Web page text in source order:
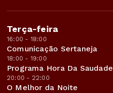
Terça-feira
16:00 - 18:00
Comunicação Sertaneja
18:00 - 19:00
Programa Hora Da Saudade
20:00 - 22:00
O Melhor da Noite